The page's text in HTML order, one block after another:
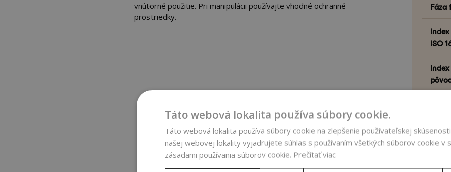
vnútorné použitie. Pri manipulácii používajte vhodné ochranné
prostriedky.
Fáza
ISO
Kvalita
Táto webová lokalita používa súbory cookie.
Táto webová lokalita používa súbory cookie na zlepšenie používateľskej
našej webovej lokality vyjadrujete súhlas s používaním všetkých súborov cookie v
zásadami používania súborov cookie. Prečítať viac